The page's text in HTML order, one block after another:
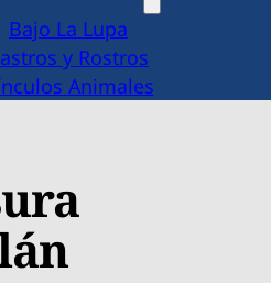
Bajo La Lupa
y Rostros
Animales